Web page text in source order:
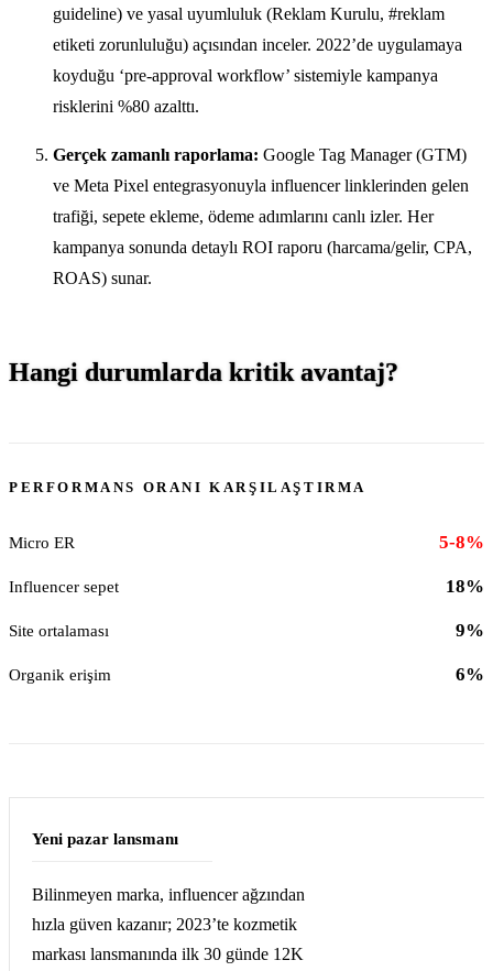
guideline) ve yasal uyumluluk (Reklam Kurulu, #reklam
etiketi zorunluluğu) açısından inceler. 2022’de uygulamaya
koyduğu ‘pre-approval workflow’ sistemiyle kampanya
risklerini %80 azalttı.
Gerçek zamanlı raporlama: Google Tag Manager (GTM)
ve Meta Pixel entegrasyonuyla influencer linklerinden gelen
trafiği, sepete ekleme, ödeme adımlarını canlı izler. Her
kampanya sonunda detaylı ROI raporu (harcama/gelir, CPA,
ROAS) sunar.
Hangi durumlarda kritik avantaj?
PERFORMANS ORANI KARŞILAŞTIRMA
Micro ER 5-8%
Influencer sepet 18%
Site ortalaması 9%
Organik erişim 6%
Yeni pazar lansmanı
Bilinmeyen marka, influencer ağzından
hızla güven kazanır; 2023’te kozmetik
markası lansmanında ilk 30 günde 12K